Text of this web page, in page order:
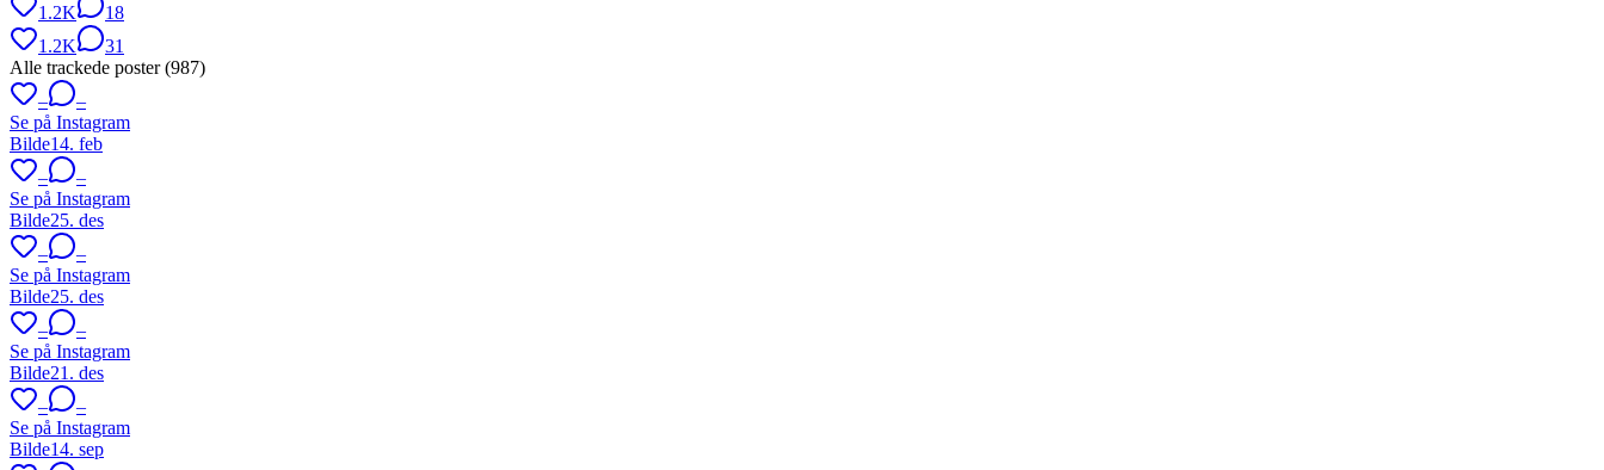
1.2K
18
1.2K
31
Alle trackede poster (987)
–
–
Se på Instagram
Bilde14. feb
–
–
Se på Instagram
Bilde25. des
–
–
Se på Instagram
Bilde25. des
–
–
Se på Instagram
Bilde21. des
–
–
Se på Instagram
Bilde14. sep